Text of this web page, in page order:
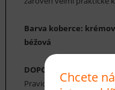
Barva koberce:
béžová
DOPORUČENÁ ÚDRŽBA:
Pravidelné vysávání
Chcete